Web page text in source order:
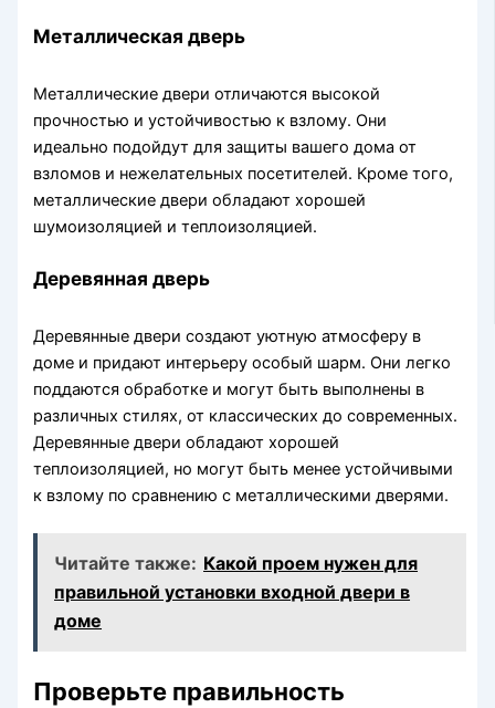
Металлическая дверь
Металлические двери отличаются высокой
прочностью и устойчивостью к взлому. Они
идеально подойдут для защиты вашего дома от
взломов и нежелательных посетителей. Кроме того,
металлические двери обладают хорошей
шумоизоляцией и теплоизоляцией.
Деревянная дверь
Деревянные двери создают уютную атмосферу в
доме и придают интерьеру особый шарм. Они легко
поддаются обработке и могут быть выполнены в
различных стилях, от классических до современных.
Деревянные двери обладают хорошей
теплоизоляцией, но могут быть менее устойчивыми
к взлому по сравнению с металлическими дверями.
Читайте также: Какой проем нужен для
правильной установки входной двери в
доме
Проверьте правильность